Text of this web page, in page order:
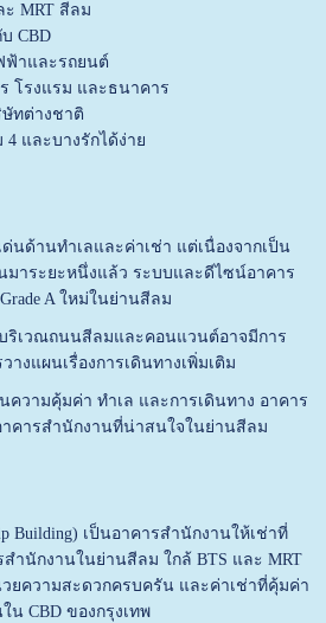
ะ MRT สีลม
CBD
ฟ้าและรถยนต์
โรงแรม และธนาคาร
ษัทต่างชาติ
และบางรักได้ง่าย
นด้านทำเลและค่าเช่า แต่เนื่องจากเป็น
มาระยะหนึ่งแล้ว ระบบและดีไซน์อาคาร
A ใหม่ในย่านสีลม
ริเวณถนนสีลมและคอนแวนต์อาจมีการ
งแผนเรื่องการเดินทางเพิ่มเติม
ความคุ้มค่า ทำเล และการเดินทาง อาคาร
คารสำนักงานที่น่าสนใจในย่านสีลม
Building) เป็นอาคารสำนักงานให้เช่าที่
ำนักงานในย่านสีลม ใกล้ BTS และ MRT
ยความสะดวกครบครัน และค่าเช่าที่คุ้มค่า
น CBD ของกรุงเทพ